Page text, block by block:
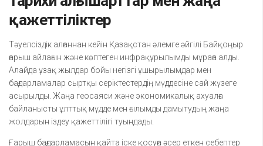
қажеттіліктер
Тәуелсіздік алғаннан кейін Қазақстан әлемге әйгілі Байқоңыр
ғарыш айлағын және көптеген инфрақұрылымды мұраға алды.
Алайда ұзақ жылдар бойы негізгі ұшырылымдар мен
бағдарламалар сыртқы серіктестердің мүддесіне сай жүзеге
асырылды. Жаңа геосаяси және экономикалық ахуалға
байланысты ұлттық мүдде мен ғылымды дамытудың жаңа
жолдарын іздеу қажеттілігі туындады.
Ғарыш бағдарламасын қайта іске қосуға әсер еткен себептер